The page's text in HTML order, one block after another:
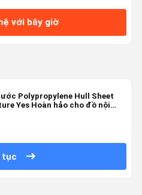
với bây giờ
Polypropylene Hull Sheet
Yes Hoàn hảo cho đồ nội
tục